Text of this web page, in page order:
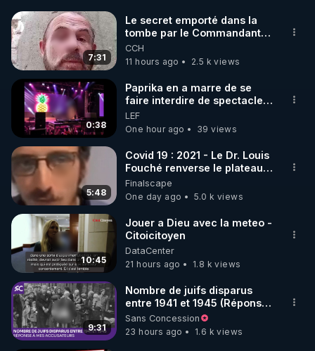
7:31
Le secret emporté dans la
tombe par le Commandant
Cousteau le 25 juin 1997
CCH
11 hours ago
2.5 k views
0:38
Paprika en a marre de se
faire interdire de spectacle.
Elle décide donc de devenir
DJ !
LEF
One hour ago
39 views
5:48
Covid 19 : 2021 - Le Dr. Louis
Fouché renverse le plateau
de CNews !
Finalscape
One day ago
5.0 k views
10:45
Jouer a Dieu avec la meteo -
Citoicitoyen
DataCenter
21 hours ago
1.8 k views
9:31
Nombre de juifs disparus
entre 1941 et 1945 (Réponse
à mes accusateurs)
Sans Concession
23 hours ago
1.6 k views